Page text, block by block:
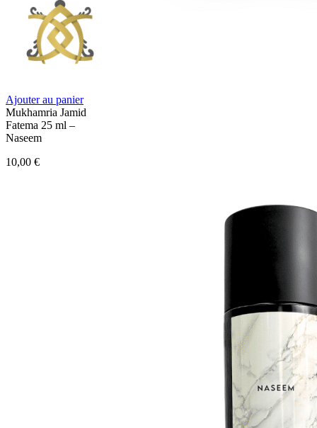
Ajouter au panier
Mukhamria Jamid
Fatema 25 ml –
Naseem
10,00 €